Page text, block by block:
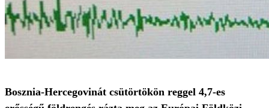
Bosznia-Hercegovinát csütörtökön reggel 4,7-es